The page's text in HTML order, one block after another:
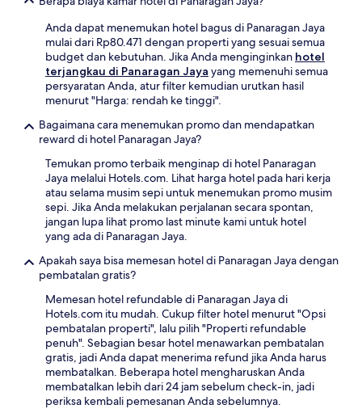
berlaku.Anda dapat menemukan hotel bagus di Panaragan Jaya
mulai dari Rp80.471 dengan properti yang sesuai semua
budget dan kebutuhan. Jika Anda menginginkan hotel
terjangkau di Panaragan Jaya yang memenuhi semua
persyaratan Anda, atur filter kemudian urutkan hasil
menurut "Harga: rendah ke tinggi".
Bagaimana cara menemukan promo dan mendapatkan
reward di hotel Panaragan Jaya?
Temukan promo terbaik menginap di hotel Panaragan
Jaya melalui Hotels.com. Lihat harga hotel pada hari kerja
atau selama musim sepi untuk menemukan promo musim
sepi. Jika Anda melakukan perjalanan secara spontan,
jangan lupa lihat promo last minute kami untuk hotel
yang ada di Panaragan Jaya.
Apakah saya bisa memesan hotel di Panaragan Jaya dengan
pembatalan gratis?
Memesan hotel refundable di Panaragan Jaya di
Hotels.com itu mudah. Cukup filter hotel menurut "Opsi
pembatalan properti", lalu pilih "Properti refundable
penuh". Sebagian besar hotel menawarkan pembatalan
gratis, jadi Anda dapat menerima refund jika Anda harus
membatalkan. Beberapa hotel mengharuskan Anda
membatalkan lebih dari 24 jam sebelum check-in, jadi
periksa kembali pemesanan Anda sebelumnya.